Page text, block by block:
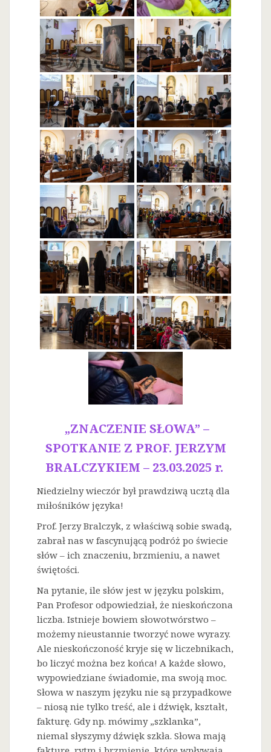
„ZNACZENIE SŁOWA” –
SPOTKANIE Z PROF. JERZYM
BRALCZYKIEM – 23.03.2025 r.
Niedzielny wieczór był prawdziwą ucztą dla
miłośników języka!
Prof. Jerzy Bralczyk, z właściwą sobie swadą,
zabrał nas w fascynującą podróż po świecie
słów – ich znaczeniu, brzmieniu, a nawet
świętości.
Na pytanie, ile słów jest w języku polskim,
Pan Profesor odpowiedział, że nieskończona
liczba. Istnieje bowiem słowotwórstwo –
możemy nieustannie tworzyć nowe wyrazy.
Ale nieskończoność kryje się w liczebnikach,
bo liczyć można bez końca! A każde słowo,
wypowiedziane świadomie, ma swoją moc.
Słowa w naszym języku nie są przypadkowe
– niosą nie tylko treść, ale i dźwięk, kształt,
fakturę. Gdy np. mówimy „szklanka”,
niemal słyszymy dźwięk szkła. Słowa mają